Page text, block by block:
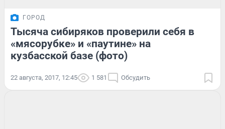
ГОРОД
Тысяча сибиряков проверили себя в
«мясорубке» и «паутине» на
кузбасской базе (фото)
22 августа, 2017, 12:45 1 581 Обсудить